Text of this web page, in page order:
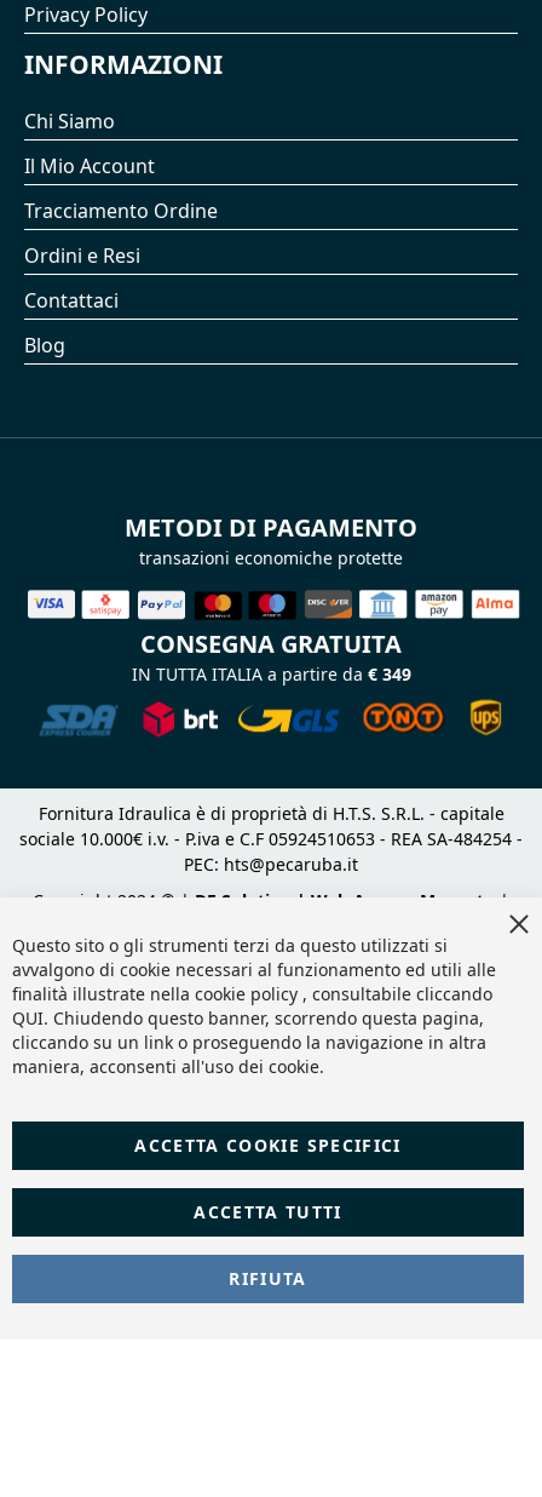
Privacy Policy
INFORMAZIONI
Chi Siamo
Il Mio Account
Tracciamento Ordine
Ordini e Resi
Contattaci
Blog
METODI DI PAGAMENTO
transazioni economiche protette
CONSEGNA GRATUITA
IN TUTTA ITALIA a partire da € 349
Fornitura Idraulica è di proprietà di H.T.S. S.R.L. - capitale
sociale 10.000€ i.v. - P.iva e C.F 05924510653 - REA SA-484254 -
PEC: hts@pecaruba.it
Copyright 2024 © | DF Solution | Web Agency Magento
|
Questo sito o gli strumenti terzi da questo utilizzati si
avvalgono di cookie necessari al funzionamento ed utili alle
finalità illustrate nella cookie policy , consultabile cliccando
QUI. Chiudendo questo banner, scorrendo questa pagina,
cliccando su un link o proseguendo la navigazione in altra
maniera, acconsenti all'uso dei cookie.
ACCETTA TUTTI
ACCETTA COOKIE SPECIFICI
RIFIUTA